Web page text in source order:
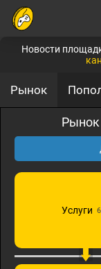
Новости
Рынок
Рынок
Услуги